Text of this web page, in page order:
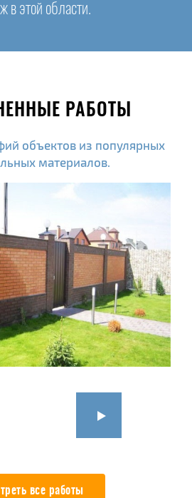
в этой области.
РАБОТЫ
объектов из популярных
материалов.
все работы